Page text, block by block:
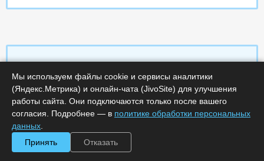
Характеристики
Срок поставки, дней :14
Код :
0000-369191
Артикул :77
Мы используем файлы cookie и сервисы аналитики
(Яндекс.Метрика) и онлайн-чата (JivoSite) для улучшения
работы сайта. Они подключаются только после вашего
согласия. Подробнее — в политике обработки персональных
данных
Принять
Отказать